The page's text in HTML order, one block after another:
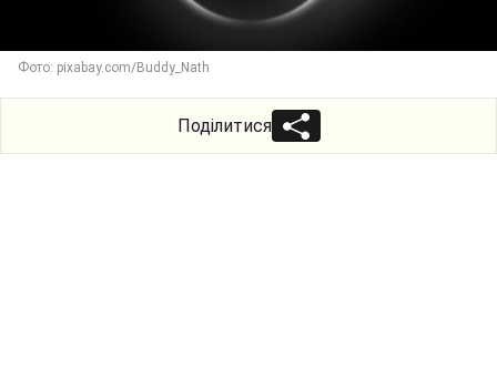
Фото: pixabay.com/Buddy_Nath
Поділитися